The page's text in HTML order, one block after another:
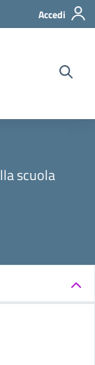
Accedi
scuola